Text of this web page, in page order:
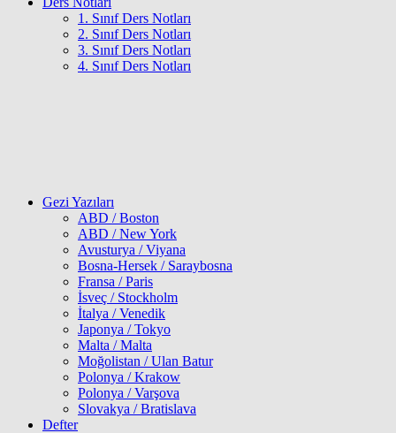
1. Sınıf Ders Notları
2. Sınıf Ders Notları
3. Sınıf Ders Notları
4. Sınıf Ders Notları
Gezi Yazıları
ABD / Boston
ABD / New York
Avusturya / Viyana
Bosna-Hersek / Saraybosna
Fransa / Paris
İsveç / Stockholm
İtalya / Venedik
Japonya / Tokyo
Malta / Malta
Moğolistan / Ulan Batur
Polonya / Krakow
Polonya / Varşova
Slovakya / Bratislava
Defter